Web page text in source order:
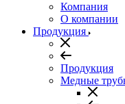
Компания
О компании
Продукция
Продукция
Медные